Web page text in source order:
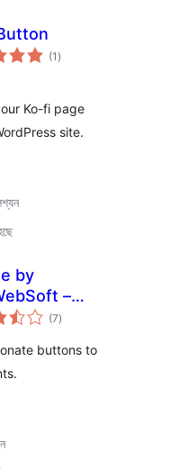
(1 টা
মুঠ)
Ko-fi page
site.
by
–
for
(7টা
মুঠ)
buttons to